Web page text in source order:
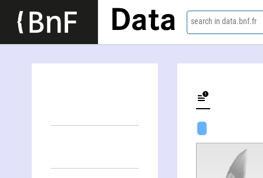
Data search in data.bnf.fr